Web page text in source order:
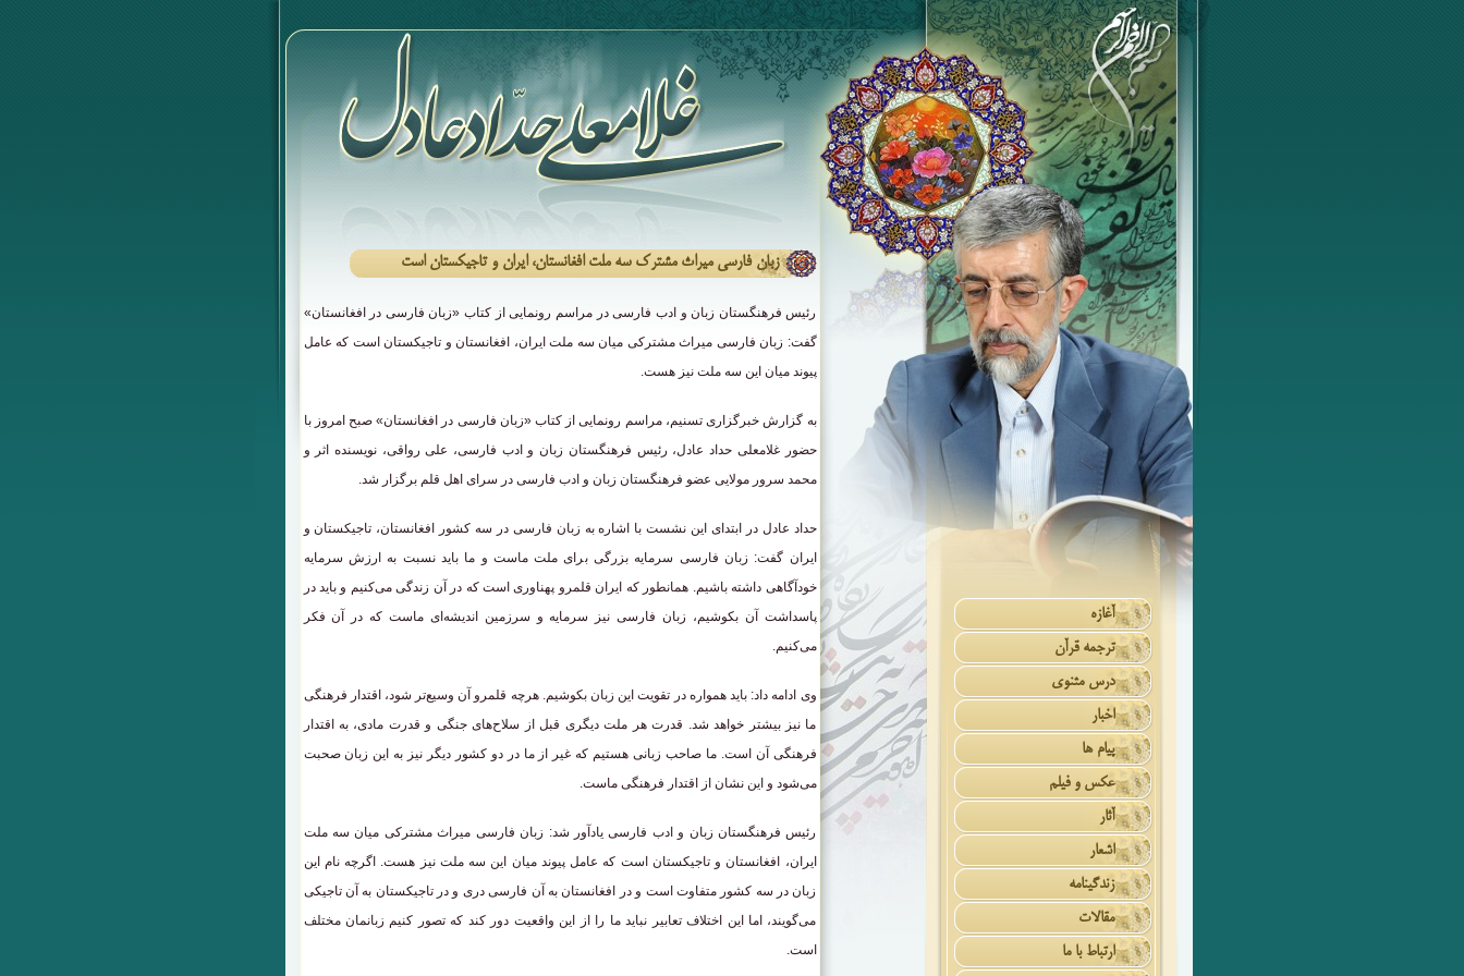
آغازه
ترجمه قرآن
درس مثنوی
اخبار
پیام ها
عکس و فیلم
آثار
اشعار
زندگینامه
مقالات
ارتباط با ما
زبان فارسی میراث مشترک سه ملت افغانستان، ایران و تاجیکستان است
رئیس فرهنگستان زبان و ادب فارسی در مراسم رونمایی از کتاب «زبان فارسی در افغانستان»
گفت: زبان فارسی میراث مشترکی میان سه ملت ایران، افغانستان و تاجیکستان است که عامل
پیوند میان این سه ملت نیز هست.
به گزارش خبرگزاری تسنیم، مراسم رونمایی از کتاب «زبان فارسی در افغانستان» صبح امروز با
حضور غلامعلی حداد عادل، رئیس فرهنگستان زبان و ادب فارسی، علی رواقی، نویسنده اثر و
محمد سرور مولایی عضو فرهنگستان زبان و ادب فارسی در سرای اهل قلم برگزار شد.
حداد عادل در ابتدای این نشست با اشاره به زبان فارسی در سه کشور افغانستان، تاجیکستان و
ایران گفت: زبان فارسی سرمایه بزرگی برای ملت ماست و ما باید نسبت به ارزش سرمایه
خودآگاهی داشته باشیم. همانطور که ایران قلمرو پهناوری است که در آن زندگی می‌کنیم و باید در
پاسداشت آن بکوشیم، زبان فارسی نیز سرمایه و سرزمین اندیشه‌ای ماست که در آن فکر
می‌کنیم.
وی ادامه داد: باید همواره در تقویت این زبان بکوشیم. هرچه قلمرو آن وسیع‌تر شود، اقتدار فرهنگی
ما نیز بیشتر خواهد شد. قدرت هر ملت دیگری قبل از سلاح‌های جنگی و قدرت مادی، به اقتدار
فرهنگی آن است. ما صاحب زبانی هستیم که غیر از ما در دو کشور دیگر نیز به این زبان صحبت
می‌شود و این نشان از اقتدار فرهنگی ماست.
رئیس فرهنگستان زبان و ادب فارسی یادآور شد: زبان فارسی میراث مشترکی میان سه ملت
ایران، افغانستان و تاجیکستان است که عامل پیوند میان این سه ملت نیز هست. اگرچه نام این
زبان در سه کشور متفاوت است و در افغانستان به آن فارسی دری و در تاجیکستان به آن تاجیکی
می‌گویند، اما این اختلاف تعابیر نباید ما را از این واقعیت دور کند که تصور کنیم زبانمان مختلف
است.